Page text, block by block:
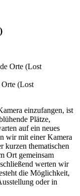
Orte (Lost
einzufangen, ist
Plätze,
auf ein neues
wir mit einer Kamera
kurzen thematischen
Ort gemeinsam
werten wir
die Möglichkeit,
oder in